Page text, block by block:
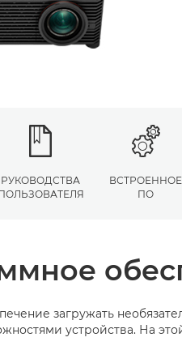
РУКОВОДСТВА
ВСТРОЕННОЕ
ПО
загружать
устройства. На